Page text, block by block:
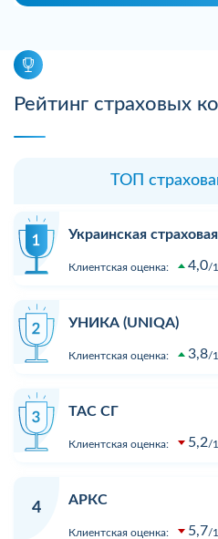
Рейтинг страховых
ТОП
Украинская
Клиентская оценка: 4,0
УНИКА (UNIQA)
Клиентская оценка: 3,8
ТАС СГ
Клиентская оценка: 5,2
4
АРКС
Клиентская оценка: 5,7